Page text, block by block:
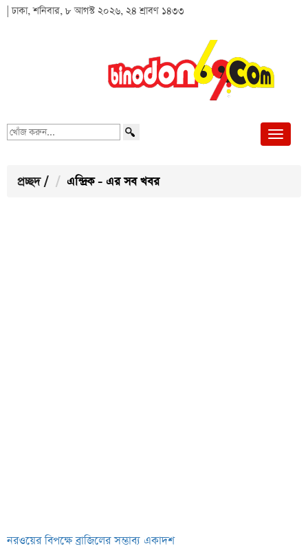
| ঢাকা, শনিবার, ৮ আগস্ট ২০২৬, ২৪ শ্রাবণ ১৪৩৩
খোঁজ
প্রচ্ছদ / এন্দ্রিক - এর সব খবর
নরওয়ের বিপক্ষে ব্রাজিলের সম্ভাব্য একাদশ